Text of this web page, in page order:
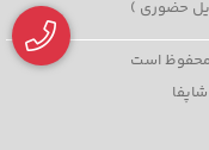
محفوظ است